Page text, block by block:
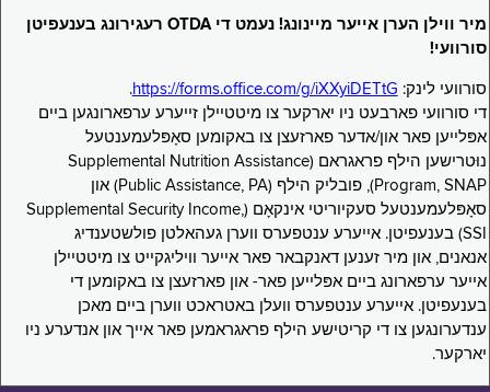
מיר ווילן הערן אייער מיינונג! נעמט די OTDA רעגירונג בענעפיטן
סורוועי!
סורוועי לינק: https://forms.office.com/g/iXXyiDETtG
.
די סורוועי פארבעט ניו יארקער צו מיטטיילן זייערע ערפארונגען ביים
אפּלייען פאר און/אדער פארזעצן צו באקומען סאָפּלעמענטעל
נוּטרישען הילף פראגראם (Supplemental Nutrition Assistance
Program, SNAP), פובליק הילף (Public Assistance, PA) און
סאָפּלעמענטעל סעקיוריטי אינקאָם (Supplemental Security Income,
SSI) בענעפיטן. אייערע ענטפערס ווערן געהאלטן פולשטענדיג
אנאנים, און מיר זענען דאנקבאר פאר אייער וויליגקייט צו מיטטיילן
אייער ערפארונג ביים אפּלייען פאר- און פארזעצן צו באקומען די
בענעפיטן. אייערע ענטפערס וועלן באטראכט ווערן ביים מאכן
ענדערונגען צו די קריטישע הילף פראגראמען פאר אייך און אנדערע ניו
יארקער.